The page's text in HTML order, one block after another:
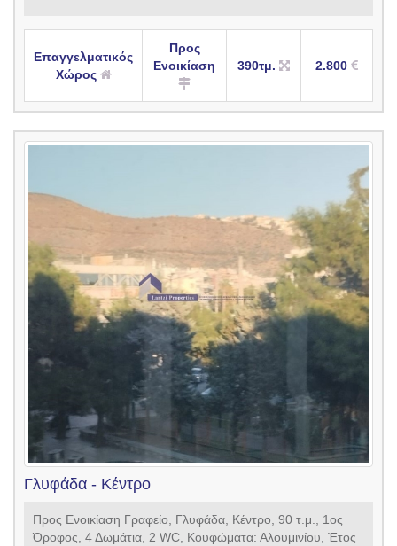
Επαγγελματικός
Χώρος
Προς
Ενοικίαση
390τμ. 2.800
Γλυφάδα - Κέντρο
Προς Ενοικίαση Γραφείο, Γλυφάδα, Κέντρο, 90 τ.μ., 1ος
Όροφος, 4 Δωμάτια, 2 WC, Kουφώματα: Αλουμινίου, Έτος